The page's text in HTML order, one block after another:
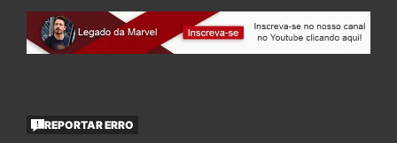
REPORTAR ERRO